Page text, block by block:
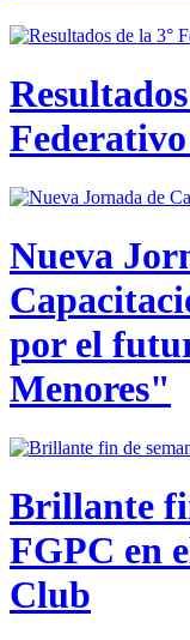
Nueva
por el
Menores"
Brillante
FGPC en
Club